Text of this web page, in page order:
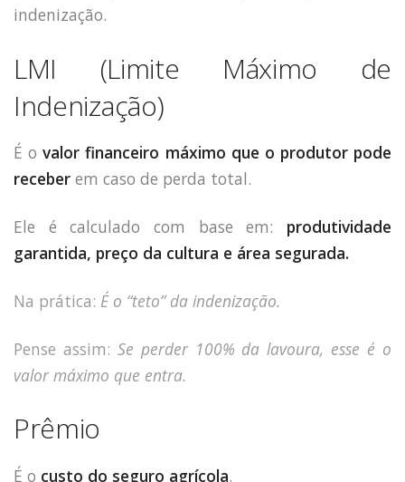
indenização.
LMI (Limite Máximo de
Indenização)
É ovalor financeiro máximo que o produtor pode
receber em caso de perda total.
Ele é calculado com base em: produtividade
garantida, preço da cultura e área segurada.
Na prática: É o “teto” da indenização.
Pense assim: Se perder 100% da lavoura, esse é o
valor máximo que entra.
Prêmio
É o custo do seguro agrícola.